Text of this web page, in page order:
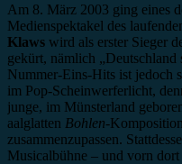
Am 8. März 2003 ging eines
Medienspektakel des
Klaws wird als erster Sieger
gekürt, nämlich „Deutschland
Nummer-Eins-Hits ist jedoch
im Pop-Scheinwerferlicht,
junge, im Münsterland
aalglatten Bohlen-
zusammenzupassen.
Musicalbühne – und vorn